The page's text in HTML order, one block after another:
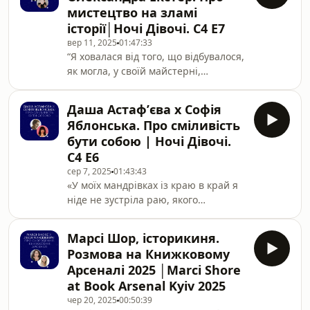
ґрати,Щоб крикнув хтось: ненавидь і
люби - І варто буде жити чи
вмирати!”Найкраще про поета
говорять, мабуть, вірші. Про Олену
Телігу - так точно. Запальна кароока
дівчина із “добропорядочної”
родини чиновник
мистецтво на зламі
історії│Ночі Дівочі. С4 Е7
вер 11, 2025 01:47:33
“Я ховалася від того, що відбувалося,
як могла, у своїй майстерні,
далекою до всього, і от раз уночі
почула спів, вийшла на вулицю.
Українці виходили після мітингу,
щось зовсім незвичне охопило
мене. Уперше за всі місяці”, - писала
Олександра Екстер у одному з листів
своїм друзям про події української
революції 1918 року. Ми дотепер не
можемо
Даша Астафʼєва х Софія
Яблонська. Про сміливість
бути собою | Ночі Дівочі.
С4 Е6
сер 7, 2025 01:43:43
«У моїх мандрівках із краю в край я
ніде не зустріла раю, якого
щастя, яке тепер має для мене
більшу вартість, ніж уявлені раї. Ось
чому я далі їду в дорогу, що ще
довгою смугою стелиться переді
мною. Перебуду ще не одні злидні,
Марсі Шор, історикиня.
Розмова на Книжковому
Арсеналі 2025 │Marci Shore
at Book Arsenal Kyiv 2025
чер 20, 2025 00:50:39